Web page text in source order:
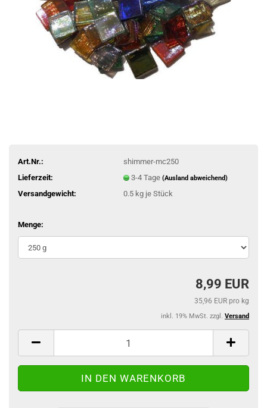
Art.Nr.:
shimmer-mc250
Lieferzeit:
3-4 Tage (Ausland abweichend)
Versandgewicht: 0.5kg je Stück
Menge:
8,99 EUR
35,96 EUR pro kg
inkl. 19% MwSt. zzgl. Versand